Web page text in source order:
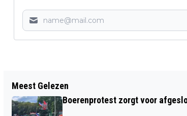
OPENBAAR MINISTERIE EIST 9
GEVANGENISSTRAF TEGEN 37-
Meest Gelezen
Boerenprotest zorgt voor